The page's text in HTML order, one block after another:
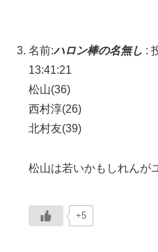
名前:ハロン棒の名無し :
13:41:21
松山(36)
西村淳(26)
北村友(39)
松山は若いかもしれんが
+5